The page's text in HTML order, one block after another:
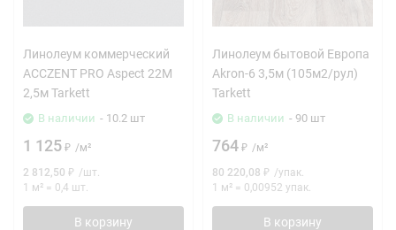
Линолеум коммерческий
ACCZENT PRO Aspect 22M
2,5м Tarkett
В наличии - 10.2 шт
1 125 ₽ /м²
2 812,50 ₽ /шт.
1 м² = 0,4 шт.
В корзину
Линолеум бытовой Европа
Akron-6 3,5м (105м2/рул)
Tarkett
В наличии - 90 шт
764 ₽ /м²
80 220,08 ₽ /упак.
1 м² = 0,00952 упак.
В корзину